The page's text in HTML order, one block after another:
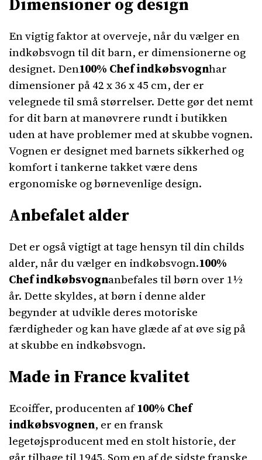
En vigtig faktor at overveje, når du vælger en
indkøbsvogn til dit barn, er dimensionerne og
designet. Den100% Chef indkøbsvognhar
dimensioner på 42 x 36 x 45 cm, der er
velegnede til små størrelser. Dette gør det nemt
for dit barn at manøvrere rundt i butikken
uden at have problemer med at skubbe vognen.
Vognen er designet med barnets sikkerhed og
komfort i tankerne takket være dens
ergonomiske og børnevenlige design.
Anbefalet alder
Det er også vigtigt at tage hensyn til din childs
alder, når du vælger en indkøbsvogn.100%
Chef indkøbsvognanbefales til børn over 1½
år. Dette skyldes, at børn i denne alder
begynder at udvikle deres motoriske
færdigheder og kan have glæde af at øve sig på
at skubbe en indkøbsvogn.
Made in France kvalitet
Ecoiffer, producenten af ​​100% Chef
indkøbsvognen, er en fransk
legetøjsproducent med en stolt historie, der